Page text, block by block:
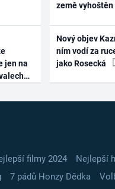
jen na
země vyhoštěn
Nový objev
ním vodí za
jako Rosecká
filmy 2024 Nejlepší
7 pádů Honzy Dědka